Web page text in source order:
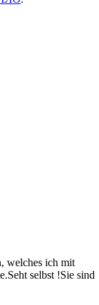
welches ich mit
selbst !Sie sind